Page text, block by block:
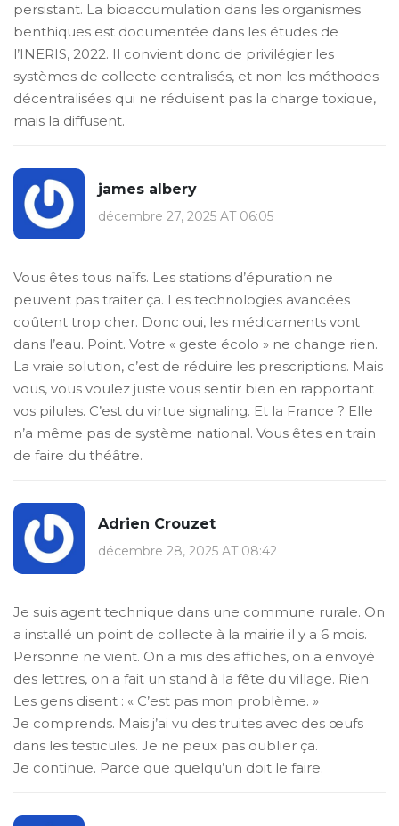
persistant. La bioaccumulation dans les organismes
benthiques est documentée dans les études de
l’INERIS, 2022. Il convient donc de privilégier les
systèmes de collecte centralisés, et non les méthodes
décentralisées qui ne réduisent pas la charge toxique,
mais la diffusent.
james albery
décembre 27, 2025 AT 06:05
Vous êtes tous naïfs. Les stations d’épuration ne
peuvent pas traiter ça. Les technologies avancées
coûtent trop cher. Donc oui, les médicaments vont
dans l’eau. Point. Votre « geste écolo » ne change rien.
La vraie solution, c’est de réduire les prescriptions. Mais
vous, vous voulez juste vous sentir bien en rapportant
vos pilules. C’est du virtue signaling. Et la France ? Elle
n’a même pas de système national. Vous êtes en train
de faire du théâtre.
Adrien Crouzet
décembre 28, 2025 AT 08:42
Je suis agent technique dans une commune rurale. On
a installé un point de collecte à la mairie il y a 6 mois.
Personne ne vient. On a mis des affiches, on a envoyé
des lettres, on a fait un stand à la fête du village. Rien.
Les gens disent : « C’est pas mon problème. »
Je comprends. Mais j’ai vu des truites avec des œufs
dans les testicules. Je ne peux pas oublier ça.
Je continue. Parce que quelqu’un doit le faire.